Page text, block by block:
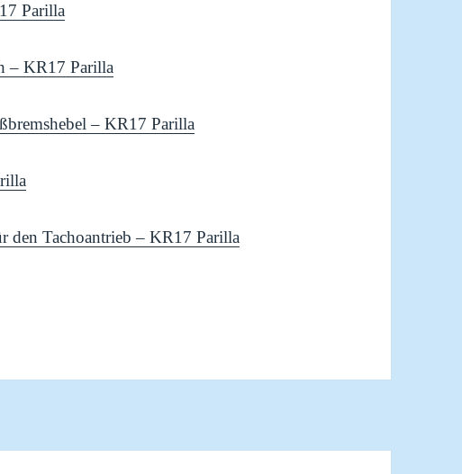
Parilla
– KR17 Parilla
– KR17 Parilla
den Tachoantrieb – KR17 Parilla